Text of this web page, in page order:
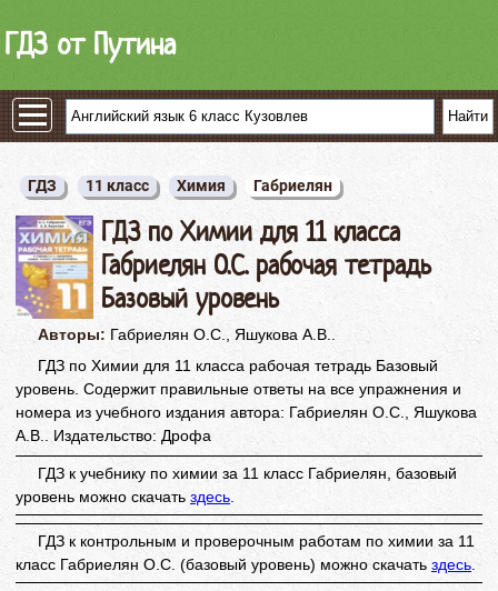
ГДЗ от Путина
ГДЗ 11 класс Химия Габриелян
ГДЗ по Химии для 11 класса
Габриелян О.С. рабочая тетрадь
Базовый уровень
Авторы: Габриелян О.С., Яшукова А.В..
ГДЗ по Химии для 11 класса рабочая тетрадь Базовый
уровень. Содержит правильные ответы на все упражнения и
номера из учебного издания автора: Габриелян О.С., Яшукова
А.В.. Издательство: Дрофа
ГДЗ к учебнику по химии за 11 класс Габриелян, базовый
уровень можно скачать здесь
ГДЗ к контрольным и проверочным работам по химии за 11
класс Габриелян О.С. (базовый уровень) можно скачать здесь